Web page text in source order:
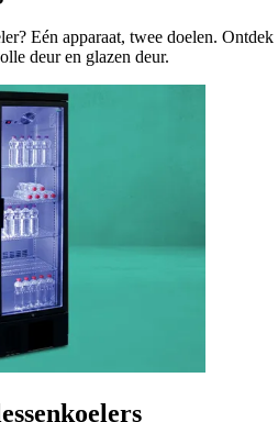
Eén apparaat, twee doelen. Ontdek
deur en glazen deur.